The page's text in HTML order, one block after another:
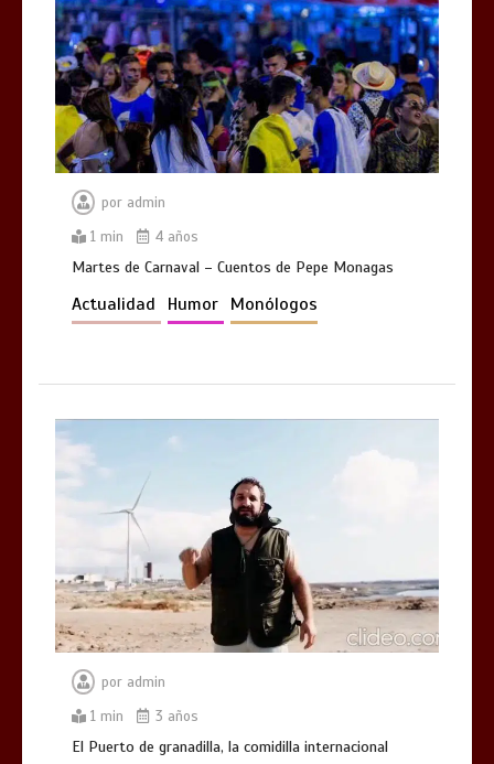
por admin
1 min
4 años
Martes de Carnaval – Cuentos de Pepe Monagas
Actualidad Humor Monólogos
por admin
1 min
3 años
El Puerto de granadilla, la comidilla internacional